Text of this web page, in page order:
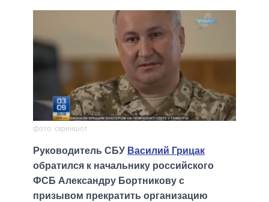
фото: скриншот
Руководитель СБУ Василий Грицак
обратился к начальнику российского
ФСБ Александру Бортникову с
призывом прекратить организацию